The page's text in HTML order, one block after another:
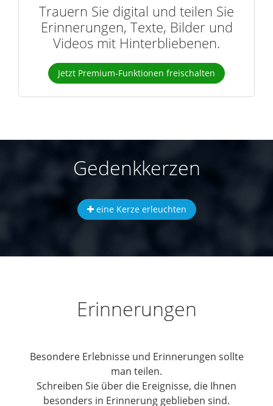
Trauern Sie digital und teilen Sie
Erinnerungen, Texte, Bilder und
Videos mit Hinterbliebenen.
Jetzt Premium-Funktionen freischalten
Gedenkkerzen
eine Kerze erleuchten
Erinnerungen
Besondere Erlebnisse und Erinnerungen sollte
man teilen.
Schreiben Sie über die Ereignisse, die Ihnen
besonders in Erinnerung geblieben sind.